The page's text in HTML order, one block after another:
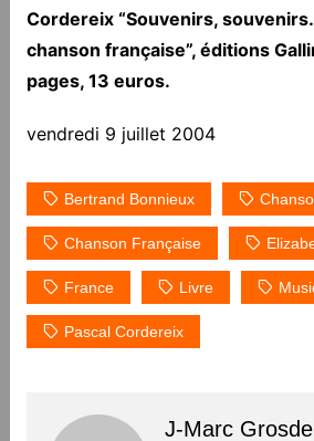
Cordereix “Souvenirs,
chanson française”, éditions
pages, 13 euros.
vendredi 9 juillet 2004
Bertrand Bonnieux
Chanson Française
France Livre
Pascal Cordereix
J-Marc